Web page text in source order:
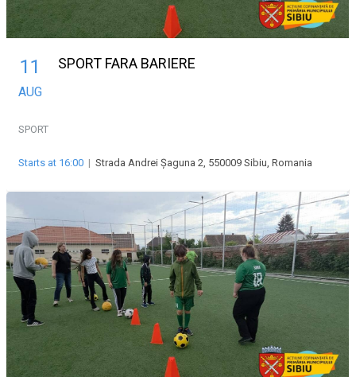
11
AUG
SPORT FARA BARIERE
SPORT
Starts at 16:00 | Strada Andrei Șaguna 2, 550009 Sibiu, Romania